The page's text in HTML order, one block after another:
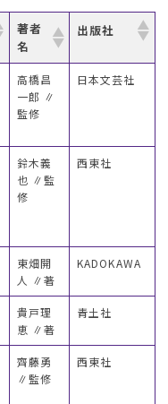
著者
名
出版社
高橋昌
一郎 ∥
監修
日本文芸社
鈴木義
也 ∥監
修
西東社
東畑開
人 ∥著
KADOKAWA
貴戸理
恵 ∥著
青土社
齊藤勇
∥監修
西東社